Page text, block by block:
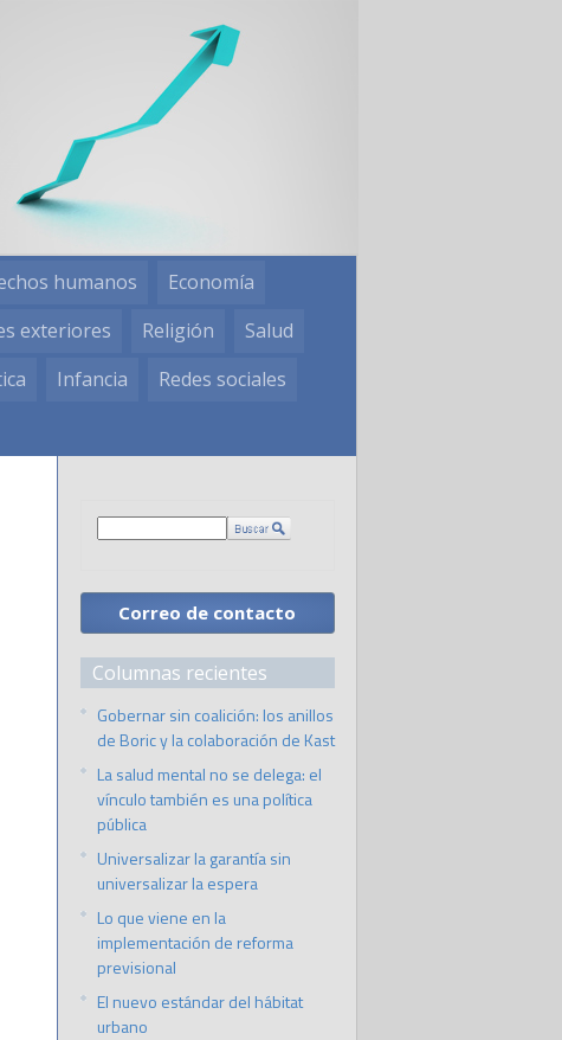
humanos
Economía
exteriores Religión
Salud
Infancia
Redes sociales
Correo de contacto
Columnas recientes
Gobernar sin coalición: los anillos
de Boric y la colaboración de Kast
La salud mental no se delega: el
vínculo también es una política
pública
Universalizar la garantía sin
universalizar la espera
Lo que viene en la
implementación de reforma
previsional
El nuevo estándar del hábitat
urbano